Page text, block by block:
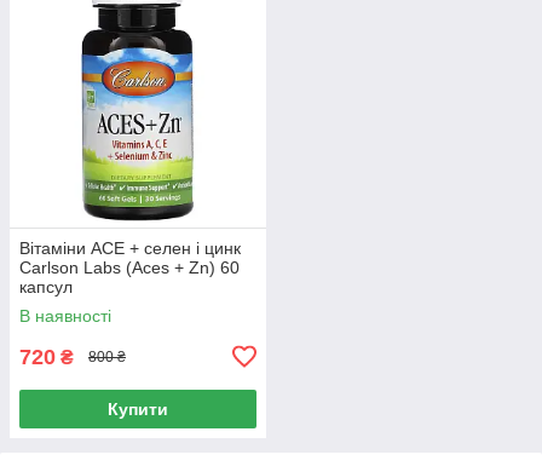
Вітаміни ACE + селен і цинк
Carlson Labs (Aces + Zn) 60
капсул
В наявності
720 ₴ 800 ₴
Купити